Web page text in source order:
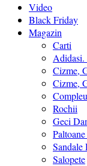
Video
Black Friday
Magazin
Carti
Adidasi.
Cizme,
Cizme,
Rochii
Geci
Sandale
Salopete